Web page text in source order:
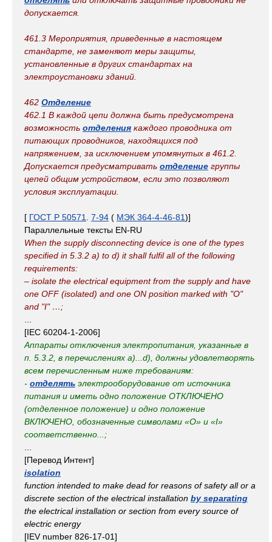
допускается.
461.3 Мероприятия, приведенные в настоящем
стандарте, не заменяют меры защиты,
установленные в других стандартах на
электроустановки зданий.
462 Отделение
462.1 В каждой цепи должна быть предусмотрена
возможность отделения каждого проводника от
питающих проводников, находящихся под
напряжением, за исключением упомянутых в 461.2.
Допускается предусматривать отделение группы
цепей общим устройством, если это позволяют
условия эксплуатации.
[ ГОСТ Р 50571 7-94 ( МЭК 364-4-46-81)]
Параллельные тексты EN-RU
When the supply disconnecting device is one of the types
specified in 5.3.2 a) to d) it shall fulfil all of the following
requirements:
– isolate the electrical equipment from the supply and have
one OFF (isolated) and one ON position marked with "O"
and "I" …;
[IEC 60204-1-2006]
Аппараты отключения электропитания, указанные в
п. 5.3.2, в перечислениях а)...d), должны удовлетворять
всем перечисленным ниже требованиям:
- отделять электрооборудование от источника
питания и иметь одно положение ОТКЛЮЧЕНО
(отделенное положение) и одно положение
ВКЛЮЧЕНО, обозначенные символами «О» и «I»
соответственно...;
[Перевод Интент]
isolation
function intended to make dead for reasons of safety all or a
discrete section of the electrical installation by separating
the electrical installation or section from every source of
electric energy
[IEV number 826-17-01]